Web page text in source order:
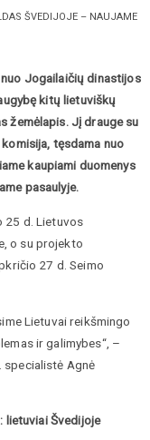
ŠVEDIJOJE – NAUJAME
Jogailaičių dinastijos
kitų lietuviškų
žemėlapis. Jį drauge su
tęsdama nuo
kaupiami duomenys
pasaulyje.
25 d. Lietuvos
o su projekto
27 d. Seimo
Lietuvai reikšmingo
ir galimybes“, –
specialistė Agnė
lietuviai Švedijoje